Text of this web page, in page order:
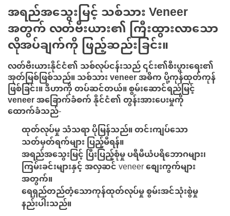
အရည်အသွေးမြင့် သစ်သား Veneer
အတွက် လတ်ဗီးယား၏ ကြီးထွားလာသော
လိုအပ်ချက်ကို ဖြည့်ဆည်းခြင်း။
လတ်ဗီးယားနိုင်ငံ၏ သစ်လုပ်ငန်းသည် ၎င်း၏စီးပွားရေး၏
အုတ်မြစ်ဖြစ်သည်။သစ်သား veneerအဓိက ပို့ကုန်ထုတ်ကုန်
ဖြစ်ခြင်း။ ဒီဟာကို တပ်ဆင်တယ်။စွမ်းဆောင်ရည်မြင့်
veneer အခြောက်ခံစက်နိုင်ငံ၏ တွန်းအားပေးမှုကို
ထောက်ခံသည်-
ထုတ်လုပ်မှု သံသရာ ပိုမြန်သည်။တင်းကျပ်သော
သတ်မှတ်ရက်များ ပြည့်မီရန်။
အရည်အသွေးမြင့် ပြီးပြည့်စုံမှုပရီမီယံပရိဘောဂများ၊
ကြမ်းခင်းများနှင့် အလှဆင် veneer စျေးကွက်များ
အတွက်။
ရေရှည်တည်တံ့သောကုန်ထုတ်လုပ်မှုစွမ်းအင်သုံးစွဲမှု
နည်းပါးသည်။